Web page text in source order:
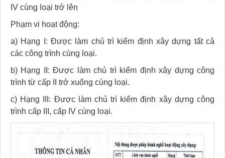
IV cùng loại trở lên
Phạm vi hoạt động:
a) Hạng I: Được làm chủ trì kiểm định xây dựng tất cả
các công trình cùng loại.
b) Hạng II: Được làm chủ trì kiểm định xây dựng công
trình từ cấp II trở xuống cùng loại.
c) Hạng III: Được làm chủ trì kiểm định xây dựng công
trình cấp III, cấp IV cùng loại.